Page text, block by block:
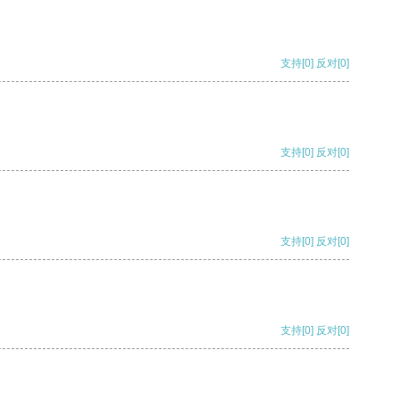
支持[0] 反对[0]
支持[0] 反对[0]
支持[0] 反对[0]
支持[0] 反对[0]